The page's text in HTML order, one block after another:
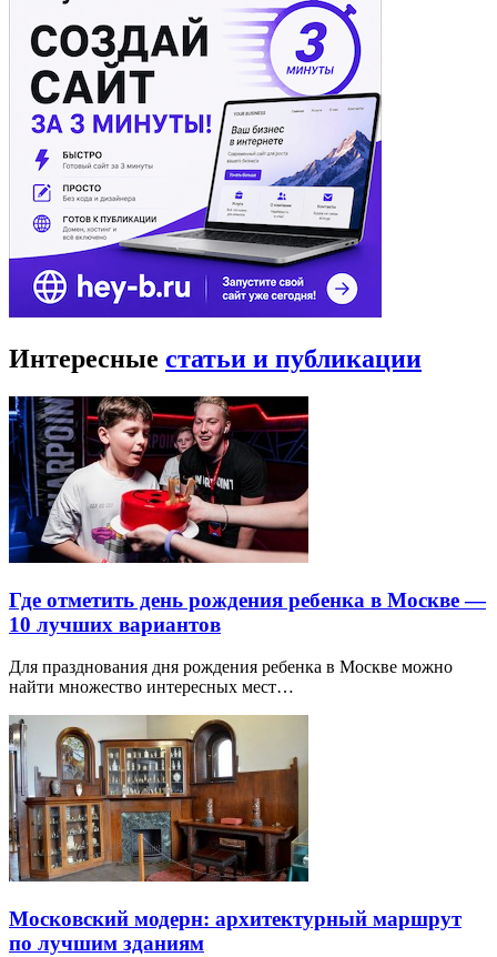
Интересные статьи и публикации
Где отметить день рождения ребенка в Москве —
10 лучших вариантов
Для празднования дня рождения ребенка в Москве можно
найти множество интересных мест…
Московский модерн: архитектурный маршрут
по лучшим зданиям